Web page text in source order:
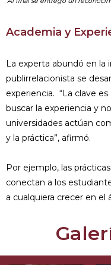
Academia y
La experta abundó en la
publirrelacionista se
experiencia. “La clave
buscar la experiencia y
universidades actúan
y la práctica”, afirmó.
Por ejemplo, las
conectan a los
a cualquiera crecer en el